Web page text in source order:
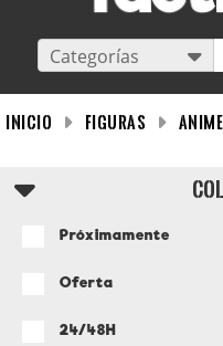
Categorías
INICIO Figuras
Próximamente
Oferta
24/48H